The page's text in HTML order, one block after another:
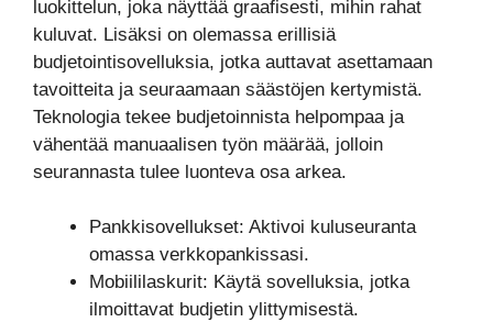
luokittelun, joka näyttää graafisesti, mihin rahat
kuluvat. Lisäksi on olemassa erillisiä
budjetointisovelluksia, jotka auttavat asettamaan
tavoitteita ja seuraamaan säästöjen kertymistä.
Teknologia tekee budjetoinnista helpompaa ja
vähentää manuaalisen työn määrää, jolloin
seurannasta tulee luonteva osa arkea.
Pankkisovellukset: Aktivoi kuluseuranta
omassa verkkopankissasi.
Mobiililaskurit: Käytä sovelluksia, jotka
ilmoittavat budjetin ylittymisestä.